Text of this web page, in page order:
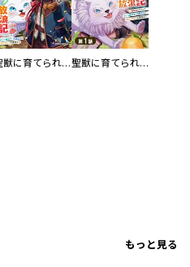
聖獣に育てられた少年の異世界ゆるり放浪記～神様からもらったチート魔法で、仲間たちとスローライフを満喫中～ 聖獣に育てられた少年の異世界ゆるり放浪記～神様からもらったチート魔法で、仲間たちとスローライフを満喫中～【分冊版】
もっと見る